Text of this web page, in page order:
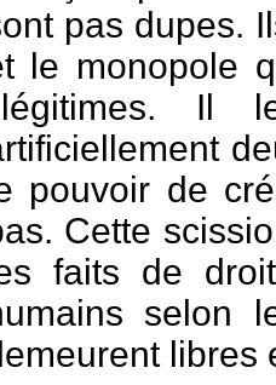
pas dupes.
le monopole
Il
pouvoir de
Cette
faits de
selon
libres